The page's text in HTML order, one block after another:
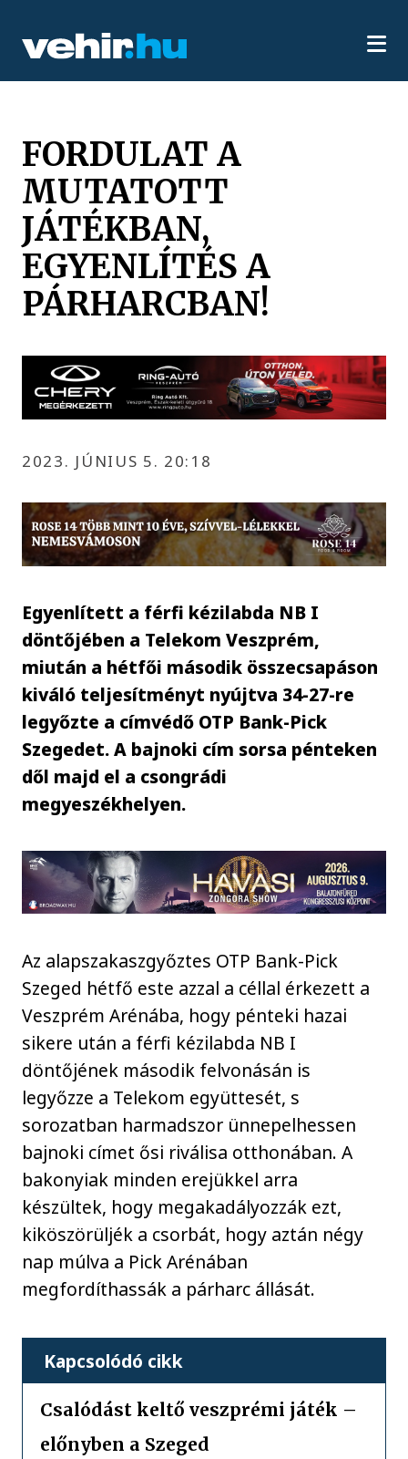
FORDULAT A
MUTATOTT
JÁTÉKBAN,
EGYENLÍTÉS A
PÁRHARCBAN!
2023. JÚNIUS 5. 20:18
Egyenlített a férfi kézilabda NB I
döntőjében a Telekom Veszprém,
miután a hétfői második összecsapáson
kiváló teljesítményt nyújtva 34-27-re
legyőzte a címvédő OTP Bank-Pick
Szegedet. A bajnoki cím sorsa pénteken
dől majd el a csongrádi
megyeszékhelyen.
Az alapszakaszgyőztes OTP Bank-Pick
Szeged hétfő este azzal a céllal érkezett a
Veszprém Arénába, hogy pénteki hazai
sikere után a férfi kézilabda NB I
döntőjének második felvonásán is
legyőzze a Telekom együttesét, s
sorozatban harmadszor ünnepelhessen
bajnoki címet ősi riválisa otthonában. A
bakonyiak minden erejükkel arra
készültek, hogy megakadályozzák ezt,
kiköszörüljék a csorbát, hogy aztán négy
nap múlva a Pick Arénában
megfordíthassák a párharc állását.
Kapcsolódó cikk
Csalódást keltő veszprémi játék –
előnyben a Szeged